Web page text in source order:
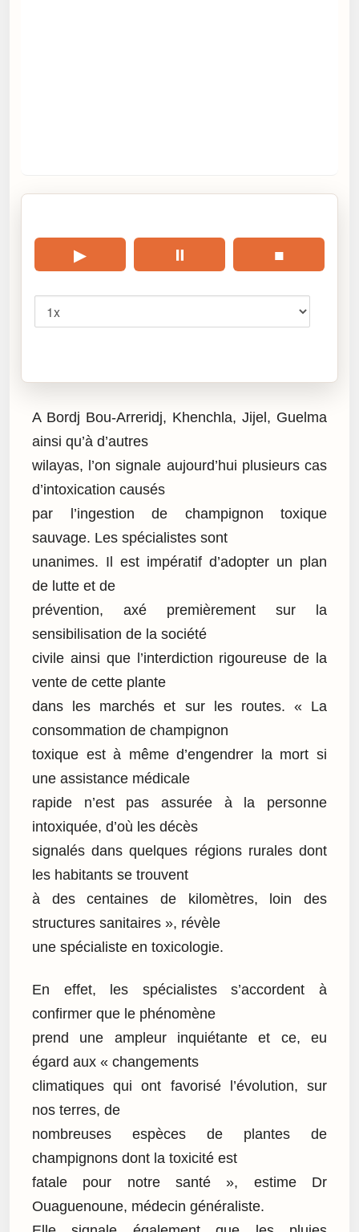
▶ ⏸ ■
A Bordj Bou-Arreridj, Khenchla, Jijel, Guelma
ainsi qu’à d’autres
wilayas, l’on signale aujourd’hui plusieurs cas
d’intoxication causés
par l’ingestion de champignon toxique
sauvage. Les spécialistes sont
unanimes. Il est impératif d’adopter un plan
de lutte et de
prévention, axé premièrement sur la
sensibilisation de la société
civile ainsi que l’interdiction rigoureuse de la
vente de cette plante
dans les marchés et sur les routes. « La
consommation de champignon
toxique est à même d’engendrer la mort si
une assistance médicale
rapide n’est pas assurée à la personne
intoxiquée, d’où les décès
signalés dans quelques régions rurales dont
les habitants se trouvent
à des centaines de kilomètres, loin des
structures sanitaires », révèle
une spécialiste en toxicologie.
En effet, les spécialistes s’accordent à
confirmer que le phénomène
prend une ampleur inquiétante et ce, eu
égard aux « changements
climatiques qui ont favorisé l’évolution, sur
nos terres, de
nombreuses espèces de plantes de
champignons dont la toxicité est
fatale pour notre santé », estime Dr
Ouaguenoune, médecin généraliste.